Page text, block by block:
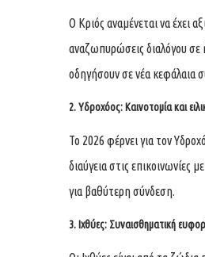
Ο Κριός αναμένεται να έχει
αναζωπυρώσεις διαλόγου σε
οδηγήσουν σε νέα κεφάλαια
2. Υδροχόος: Καινοτομία και
Το 2026 φέρνει για τον
διαύγεια στις
για βαθύτερη σύνδεση.
3. Ιχθύες: Συναισθηματική